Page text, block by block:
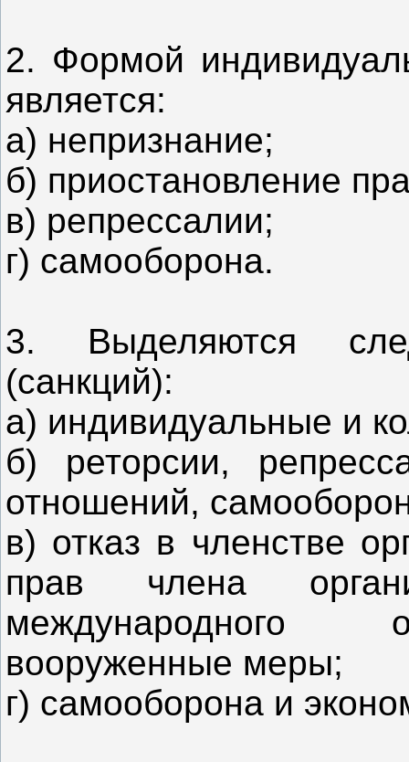
2. Формой
является:
а) непризнание;
б) приостановление
в) репрессалии;
г) самооборона.
3. Выделяются
(санкций):
а) индивидуальные и
б) реторсии,
отношений,
в) отказ в членстве
прав члена
международного
вооруженные меры;
г) самооборона и